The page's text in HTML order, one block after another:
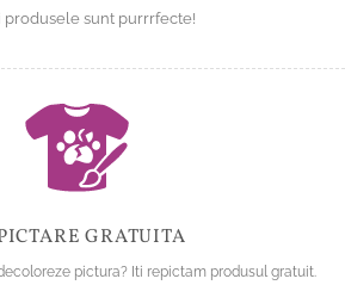
produsele sunt purrrfecte!
GRATUITA
pictura? Iti repictam produsul gratuit.